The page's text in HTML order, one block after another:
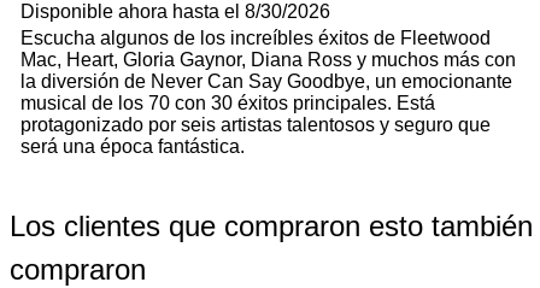
Disponible ahora hasta el 8/30/2026
Escucha algunos de los increíbles éxitos de Fleetwood
Mac, Heart, Gloria Gaynor, Diana Ross y muchos más con
la diversión de Never Can Say Goodbye, un emocionante
musical de los 70 con 30 éxitos principales. Está
protagonizado por seis artistas talentosos y seguro que
será una época fantástica.
Los clientes que compraron esto también
compraron